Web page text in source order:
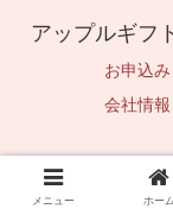
アップルギフ
お申込み
会社情報
© 2025 アップ
メニュー ホーム